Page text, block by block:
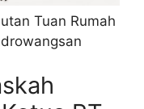
Tuan Rumah